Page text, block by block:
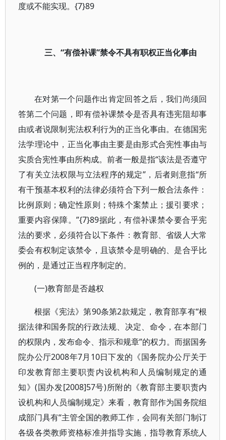
度或不能实现。{7}89
三、“有偿补课”禁令不具有职权正当化事由
在对第一个问题作出肯定回答之后，我们尚须回
答第二个问题，即有偿补课禁令是否具有违宪阻却事
由或者说限制宪法权利行为的正当化事由。在德国宪
法学理论中，正当化事由主要是由形式合宪性事由与
实质合宪性事由所构成。前者一般是指“该法是否遵守
了有关立法权限与立法程序的规定”，后者则意指“所
有干预基本权利的法律必须符合下列一般合法条件：
比例原则；确定性原则；特殊个案禁止；援引要求；
重要内容保障。”{7}89据此，有偿补课禁令要合乎宪
法的要求，必须符合以下条件：教育部、省级人大常
委会有权制定该禁令，且该禁令是明确的、是合乎比
例的，是通过正当程序制定的。
(一)教育部是否越权
根据《宪法》第90条第2款规定，教育部享有“根
据法律和国务院的行政法规、决定、命令，在本部门
的权限内，发布命令、指示和规章”的权力。而据国务
院办公厅2008年7月10日下发的《国务院办公厅关于
印发教育部主要职责内设机构和人员编制规定的通
知》(国办发[2008]57号)所附的《教育部主要职责内
设机构和人员编制规定》来看，教育部作为国务院组
成部门具有“主管全国的教师工作，会同有关部门制订
各级各类教师资格标准并指导实施，指导教育系统人